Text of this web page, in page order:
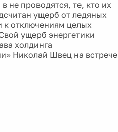
не проводятся, те, кто их
ущерб от ледяных
отключениям целых
ущерб энергетики
холдинга
Николай Швец на встрече